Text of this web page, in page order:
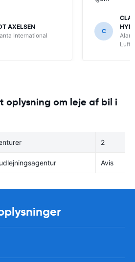
AXELSEN
International
C
om leje af bil i
2
Avis